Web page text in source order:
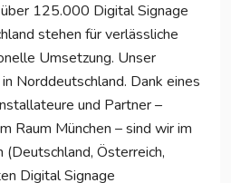
125.000 Digital Signage
stehen für verlässliche
Umsetzung. Unser
Norddeutschland. Dank eines
und Partner –
Raum München – sind wir im
Österreich,
Digital Signage